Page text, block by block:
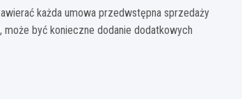
każda umowa przedwstępna sprzedaży
być konieczne dodanie dodatkowych